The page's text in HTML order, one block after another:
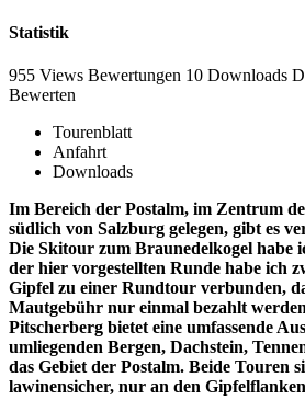
Statistik
955 Views Bewertungen 10 Downloads
Bewerten
Tourenblatt
Anfahrt
Downloads
Im Bereich der Postalm, im Zentrum
südlich von Salzburg gelegen, gibt es
Die Skitour zum Braunedelkogel habe
der hier vorgestellten Runde habe ich
Gipfel zu einer Rundtour verbunden,
Mautgebühr nur einmal bezahlt
Pitscherberg bietet eine umfassende
umliegenden Bergen, Dachstein,
das Gebiet der Postalm. Beide Touren
lawinensicher, nur an den